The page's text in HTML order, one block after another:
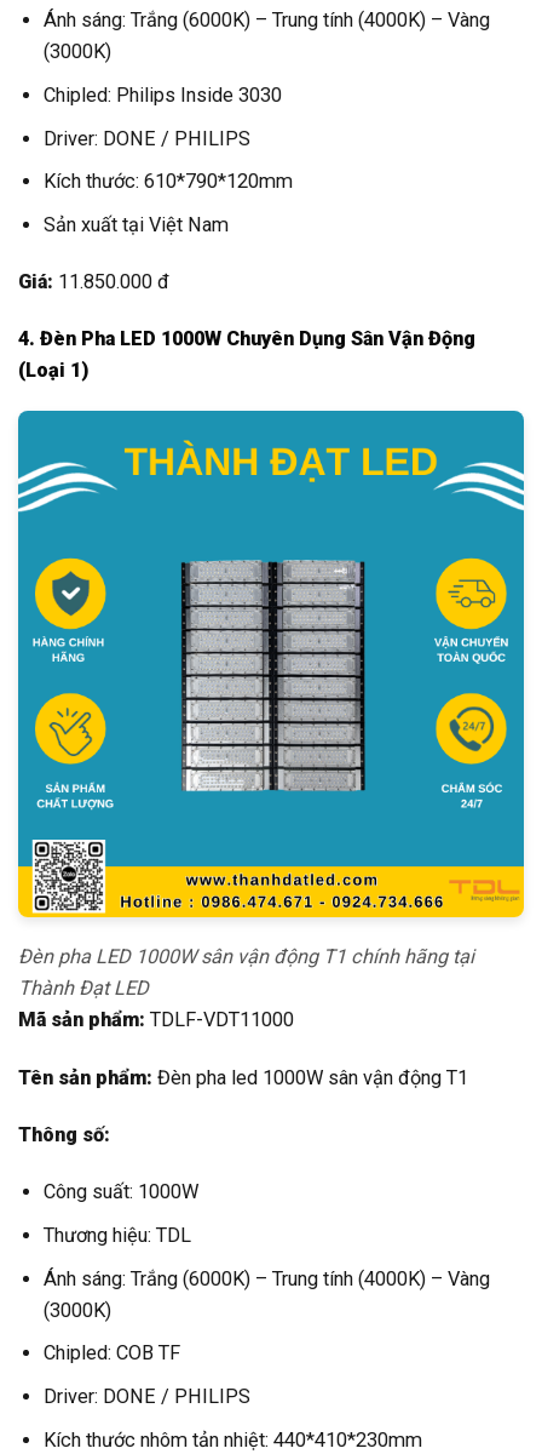
Ánh sáng: Trắng (6000K) – Trung tính (4000K) – Vàng
(3000K)
Chipled: Philips Inside 3030
Driver: DONE / PHILIPS
Kích thước: 610*790*120mm
Sản xuất tại Việt Nam
Giá: 11.850.000 đ
4. Đèn Pha LED 1000W Chuyên Dụng Sân Vận Động
(Loại 1)
Đèn pha LED 1000W sân vận động T1 chính hãng tại
Thành Đạt LED
Mã sản phẩm: TDLF-VDT11000
Tên sản phẩm: Đèn pha led 1000W sân vận động T1
Thông số:
Công suất: 1000W
Thương hiệu: TDL
Ánh sáng: Trắng (6000K) – Trung tính (4000K) – Vàng
(3000K)
Chipled: COB TF
Driver: DONE / PHILIPS
Kích thước nhôm tản nhiệt: 440*410*230mm